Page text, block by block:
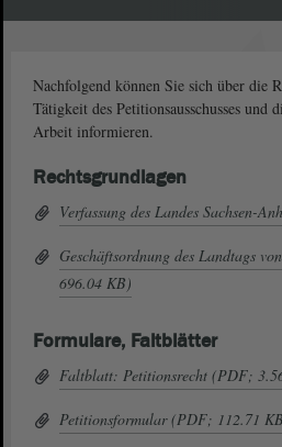
Nachfolgend können Sie sich über die
Tätigkeit des Petitionsausschusses und
Arbeit informieren.
Rechtsgrundlagen
Verfassung des Landes Sachsen-
Geschäftsordnung des Landtags
696.04 KB)
Formulare, Faltblätter
Faltblatt: Petitionsrecht (PDF;
Petitionsformular (PDF; 112.71